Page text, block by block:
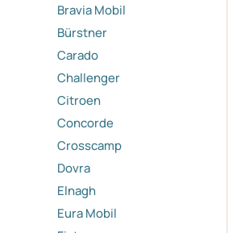
Bravia Mobil
Bürstner
Carado
Challenger
Citroen
Concorde
Crosscamp
Dovra
Elnagh
Eura Mobil